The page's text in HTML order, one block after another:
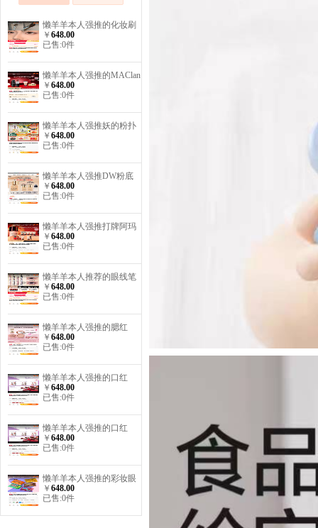
懒羊羊本人强推的化妆刷
￥ 648.00
已售:0件
懒羊羊本人强推的MAClan
口红
￥ 648.00
已售:0件
懒羊羊本人强推妖的粉扑
￥ 648.00
已售:0件
懒羊羊本人强推DW粉底
液
￥ 648.00
已售:0件
懒羊羊本人强推打牌阿玛
尼粉底液
￥ 648.00
已售:0件
懒羊羊本人推荐的眼线笔
￥ 648.00
已售:0件
懒羊羊本人强推的腮红
￥ 648.00
已售:0件
懒羊羊本人强推的口红
￥ 648.00
已售:0件
懒羊羊本人强推的口红
￥ 648.00
已售:0件
懒羊羊本人强推的彩妆眼
影盘
￥ 648.00
已售:0件